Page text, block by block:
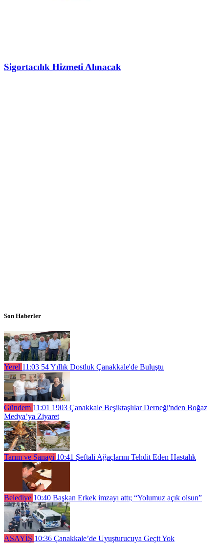
Sigortacılık Hizmeti Alınacak
Son Haberler
Yerel 11:03 54 Yıllık Dostluk Çanakkale'de Buluştu
Gündem 11:01 1903 Çanakkale Beşiktaşlılar Derneği'nden Boğaz
Medya’ya Ziyaret
Tarım ve Sanayi 10:41 Şeftali Ağaçlarını Tehdit Eden Hastalık
Belediye 10:40 Başkan Erkek imzayı attı; “Yolumuz açık olsun”
ASAYİŞ 10:36 Çanakkale’de Uyuşturucuya Geçit Yok